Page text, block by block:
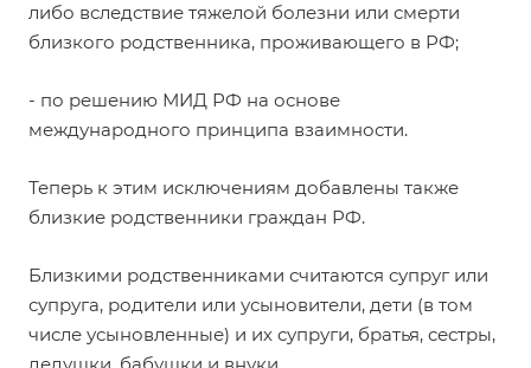
либо вследствие тяжелой болезни или смерти
близкого родственника, проживающего в РФ;
- по решению МИД РФ на основе
международного принципа взаимности.
Теперь к этим исключениям добавлены также
близкие родственники граждан РФ.
Близкими родственниками считаются супруг или
супруга, родители или усыновители, дети (в том
числе усыновленные) и их супруги, братья, сестры,